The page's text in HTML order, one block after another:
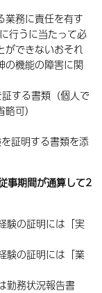
業務に責任を有す
行うに当たって必
ができないおそれ
の機能の障害に関
する書類（個人で
可）
証明する書類を添
事期間が通算して2
験の証明には「実
験の証明には「業
勤務状況報告書